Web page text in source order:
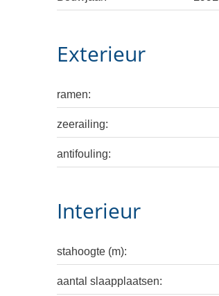
Exterieur
ramen:
zeerailing:
antifouling:
Interieur
stahoogte (m):
aantal slaapplaatsen: